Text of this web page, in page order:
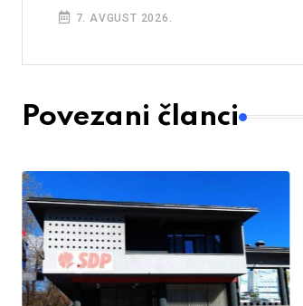
7. AVGUST 2026.
Povezani članci